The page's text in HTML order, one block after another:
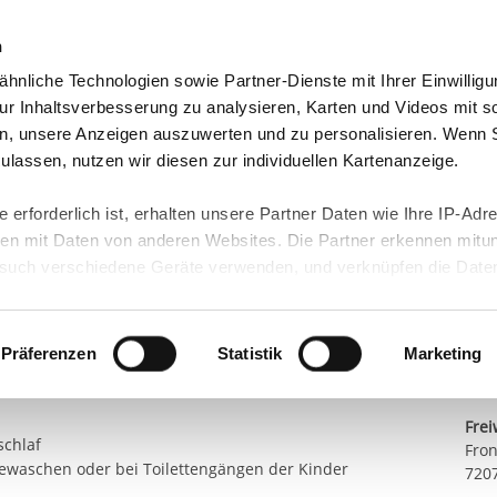
Technologien sowie Partner-Dienste mit Ihrer
Inhaltsverbesserung zu analysieren, Karten und Videos mit
unsere Anzeigen auszuwerten und zu personalisieren. Wenn
nutzen wir diesen zur individuellen Kartenanzeige.
erforderlich ist, erhalten unsere Partner Daten wie Ihre IP-
mit Daten von anderen Websites. Die Partner erkennen
verschiedene Geräte verwenden, und verknüpfen die Daten
ist kein der EU gleichwertiges Datenschutzniveau
Daten führen kann.
unserenDatenschutzhinweisenund in unsererCookie-
Funktionen für diese Zwecke aktiviert sind, müssen Sie
mittels nachfolgender Buttons über Ihre Einwilligung für
erteilte Einwilligung stets für die Zukunft widerrufen. Bitte
Präferenzen Statistik Marketing
Freiwilligendienst Ausland In
der Gemeinde
Ammerbuch
& Pflege der Kinder
oder bei Toilettengängen der Kinder
E-